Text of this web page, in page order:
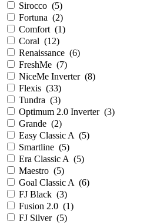
Sirocco (5)
Fortuna (2)
Comfort (1)
Coral (12)
Renaissance (6)
FreshMe (7)
NiceMe Inverter (8)
Flexis (33)
Tundra (3)
Optimum 2.0 Inverter (3)
Grande (2)
Easy Classic A (5)
Smartline (5)
Era Classic A (5)
Maestro (5)
Goal Classic A (6)
FJ Black (3)
Fusion 2.0 (1)
FJ Silver (5)